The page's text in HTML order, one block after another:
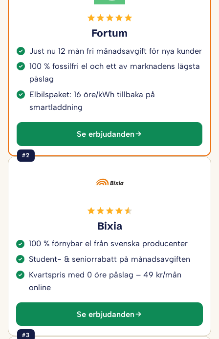
Fortum
Just nu 12 mån fri månadsavgift för nya kunder
100 % fossilfri el och ett av marknadens lägsta
påslag
Elbilspaket: 16 öre/kWh tillbaka på
smartladdning
Se erbjudanden
#2
Bixia
100 % förnybar el från svenska producenter
Student- & seniorrabatt på månadsavgiften
Kvartspris med 0 öre påslag – 49 kr/mån
online
Se erbjudanden
#3